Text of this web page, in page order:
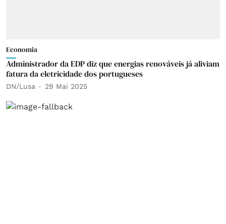
Economia
Administrador da EDP diz que energias renováveis já aliviam
fatura da eletricidade dos portugueses
DN/Lusa 29 Mai 2025